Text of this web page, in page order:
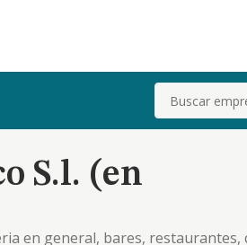
Buscar
S.l. (en
en general, bares, restaurantes,